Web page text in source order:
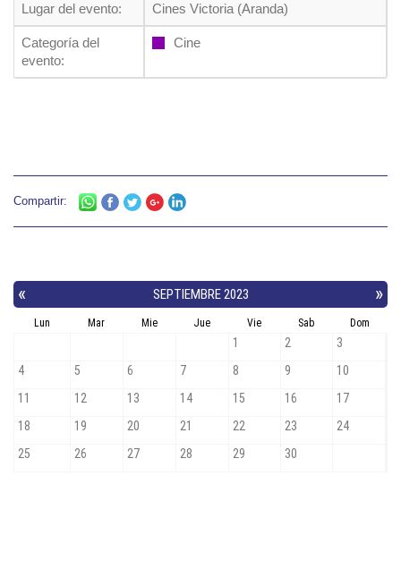
Lugar del evento: Cines Victoria (Aranda)
Categoría del
evento:
Cine
Compartir: